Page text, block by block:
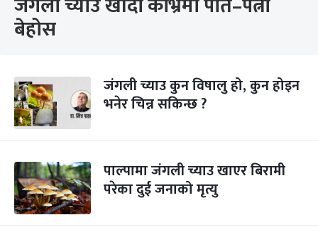
बेहोस
जंगली च्याउ कुन विषालु हो, कुन होइन
भनेर चिन्न सकिन्छ ?
पाल्पामा जंगली च्याउ खाएर बिरामी
परेका दुई जनाको मृत्यु